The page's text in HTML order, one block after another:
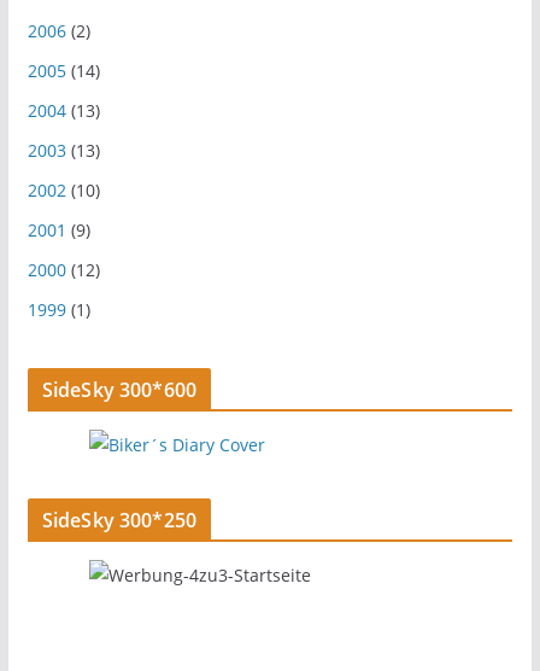
2006(2)
2005(14)
2004(13)
2003(13)
2002(10)
2001 (9)
2000(12)
1999(1)
SideSky 300*600
SideSky 300*250